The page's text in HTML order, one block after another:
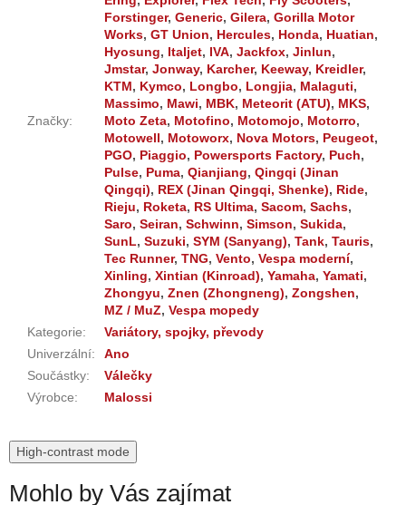
Značky:
Forstinger, Generic, Gilera, Gorilla Motor
Works, GT Union, Hercules, Honda, Huatian,
Hyosung, Italjet, IVA, Jackfox, Jinlun,
Jmstar, Jonway, Karcher, Keeway, Kreidler,
KTM, Kymco, Longbo, Longjia, Malaguti,
Massimo, Mawi, MBK, Meteorit (ATU), MKS,
Moto Zeta, Motofino, Motomojo, Motorro,
Motowell, Motoworx, Nova Motors, Peugeot,
PGO, Piaggio, Powersports Factory, Puch,
Pulse, Puma, Qianjiang, Qingqi (Jinan
Qingqi), REX (Jinan Qingqi, Shenke), Ride,
Rieju, Roketa, RS Ultima, Sacom, Sachs,
Saro, Seiran, Schwinn, Simson, Sukida,
SunL, Suzuki, SYM (Sanyang), Tank, Tauris,
Tec Runner, TNG, Vento, Vespa moderní,
Xinling, Xintian (Kinroad), Yamaha, Yamati,
Zhongyu, Znen (Zhongneng), Zongshen,
MZ / MuZ, Vespa mopedy
Kategorie:
Variátory, spojky, převody
Univerzální:
Ano
Součástky:
Válečky
Výrobce: Malossi
High-contrast mode
Mohlo by Vás zajímat